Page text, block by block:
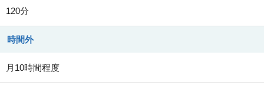
120分
時間外
月10時間程度